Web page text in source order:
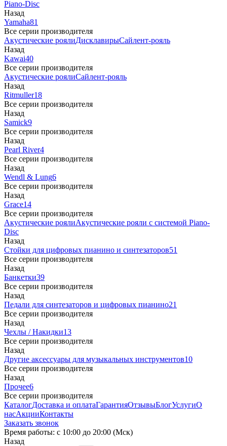
Piano-Disc
Назад
Yamaha81
Все серии производителя
Акустические роялиДисклавирыСайлент-рояль
Назад
Kawai40
Все серии производителя
Акустические роялиСайлент-рояль
Назад
Ritmuller18
Все серии производителя
Назад
Samick9
Все серии производителя
Назад
Pearl River4
Все серии производителя
Назад
Wendl & Lung6
Все серии производителя
Назад
Grace14
Все серии производителя
Акустические роялиАкустические рояли с системой Piano-
Disc
Назад
Стойки для цифровых пианино и синтезаторов51
Все серии производителя
Назад
Банкетки39
Все серии производителя
Назад
Педали для синтезаторов и цифровых пианино21
Все серии производителя
Назад
Чехлы / Накидки13
Все серии производителя
Назад
Другие аксессуары для музыкальных инструментов10
Все серии производителя
Назад
Прочее6
Все серии производителя
КаталогДоставка и оплатаГарантияОтзывыБлогУслугиО
насАкцииКонтакты
Заказать звонок
Время работы: с 10:00 до 20:00 (Мск)
Назад